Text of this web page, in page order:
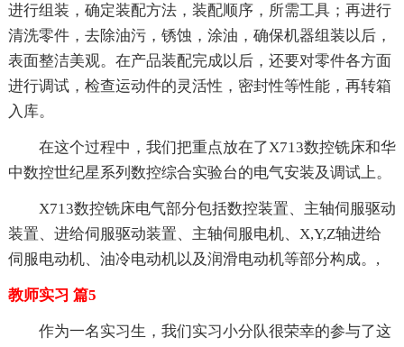
进行组装，确定装配方法，装配顺序，所需工具；再进行
清洗零件，去除油污，锈蚀，涂油，确保机器组装以后，
表面整洁美观。在产品装配完成以后，还要对零件各方面
进行调试，检查运动件的灵活性，密封性等性能，再转箱
入库。
在这个过程中，我们把重点放在了X713数控铣床和华
中数控世纪星系列数控综合实验台的电气安装及调试上。
X713数控铣床电气部分包括数控装置、主轴伺服驱动
装置、进给伺服驱动装置、主轴伺服电机、X,Y,Z轴进给
伺服电动机、油冷电动机以及润滑电动机等部分构成。,
教师实习 篇5
作为一名实习生，我们实习小分队很荣幸的参与了这